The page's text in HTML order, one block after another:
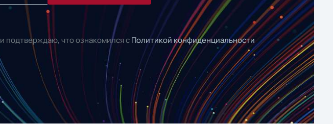
и подтверждаю, что ознакомился с Политикой конфиденциальности